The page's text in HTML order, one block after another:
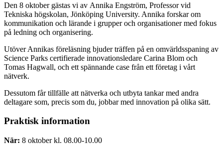
Den 8 oktober gästas vi av Annika Engström, Professor vid
Tekniska högskolan, Jönköping University. Annika forskar om
kommunikation och lärande i grupper och organisationer med fokus
på ledning och organisering.
Utöver Annikas föreläsning bjuder träffen på en omvärldsspaning av
Science Parks certifierade innovationsledare Carina Blom och
Tomas Hagwall, och ett spännande case från ett företag i vårt
nätverk.
Dessutom får tillfälle att nätverka och utbyta tankar med andra
deltagare som, precis som du, jobbar med innovation på olika sätt.
Praktisk information
När: 8 oktober kl. 08.00-10.00